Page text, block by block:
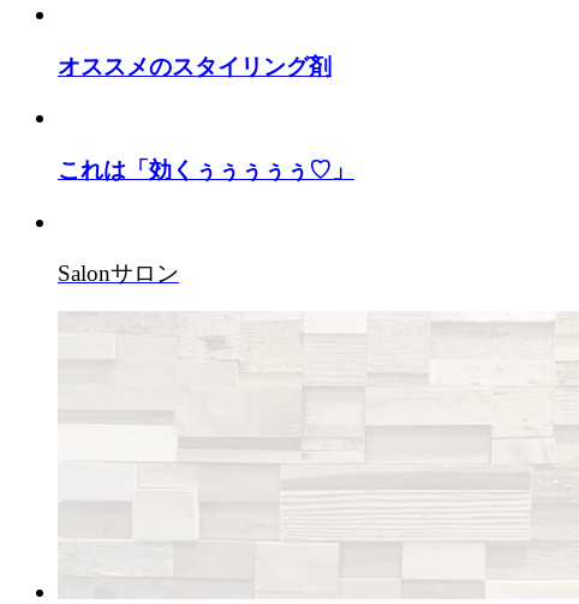
オススメのスタイリング剤
これは「効くぅぅぅぅぅ♡」
Salonサロン